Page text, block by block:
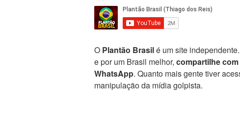
O Plantão Brasilé um site
e por um Brasil melhor, compartilhe
WhatsApp. Quanto mais gente tiver
manipulação da mídia golpista.